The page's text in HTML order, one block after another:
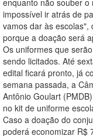
enquanto não souber
impossível ir atrás de
vamos dar às escolas",
porque a doação será
Os uniformes que
sendo licitados. Até
edital ficará pronto, já
semana passada, a
Antônio Goulart
no kit de uniforme
Caso a doação do
poderá economizar R$